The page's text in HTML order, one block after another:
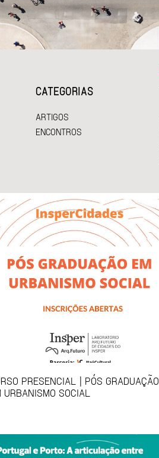
CATEGORIAS
ARTIGOS
ENCONTROS
PRESENCIAL | PÓS GRADUAÇÃO
URBANISMO SOCIAL